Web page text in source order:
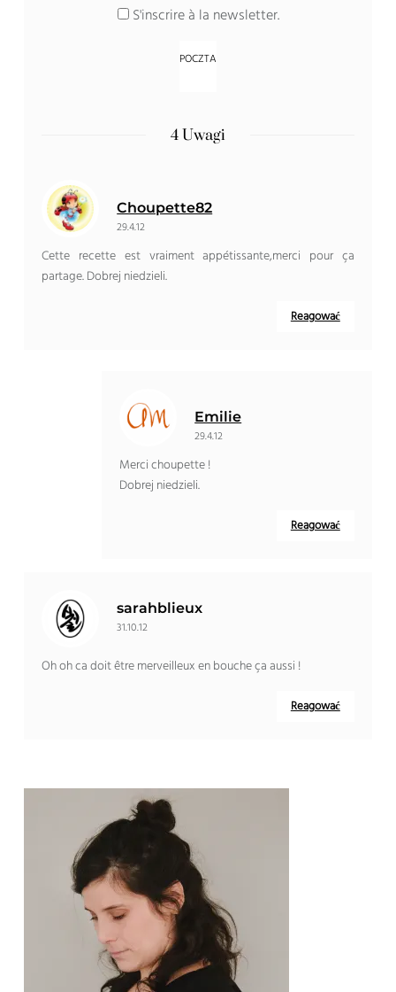
S'inscrire à la newsletter.
4 Uwagi
Choupette82
29.4.12
Cette recette est vraiment appétissante,merci pour ça
partage. Dobrej niedzieli.
Reagować
Emilie
29.4.12
Merci choupette!
Dobrej niedzieli.
Reagować
sarahblieux
31.10.12
Oh oh ca doit être merveilleux en bouche ça aussi !
Reagować